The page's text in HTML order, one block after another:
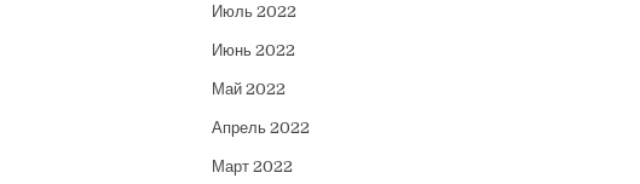
Июль 2022
Июнь 2022
Май 2022
Апрель 2022
Март 2022